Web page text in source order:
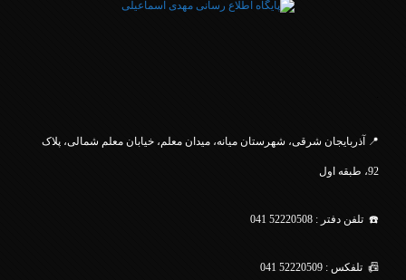
📍 آذربایجان شرقی، شهرستان میانه، میدان معلم، خیابان معلم شمالی، پلاک
92، طبقه اول
☎️ تلفن دفتر : 52220508 041
📠 تلفکس : 52220509 041